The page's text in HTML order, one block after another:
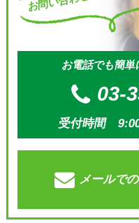
お電話でも簡
03-
受付時間 9:00
メールでの